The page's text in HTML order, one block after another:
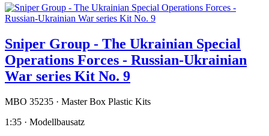
Sniper Group - The Ukrainian Special
Operations Forces - Russian-Ukrainian
War series Kit No. 9
MBO 35235 · Master Box Plastic Kits
1:35 · Modellbausatz